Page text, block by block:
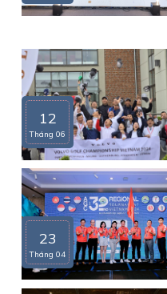
12
Tháng 06
23
Tháng 04